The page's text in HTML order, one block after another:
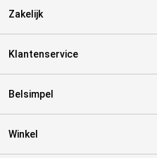
Zakelijk
Klantenservice
Belsimpel
Winkel